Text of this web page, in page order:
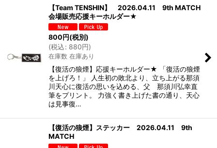
【Team TENSHIN】 2026.04.11 9th MATCH
会場販売応援キーホルダー★
800円(税別)
(税込: 880円)
在庫数 在庫あり
【復活の狼煙】応援キーホルダー★ 「復活の狼煙
を上げろ！」 人生初の敗北より、立ち上がる那須
川天心に復活の思いを込める、父 那須川弘幸直
筆をプリント。 力強く書き上げた書の通り、天心
は見事復…
【復活の狼煙】ステッカー 2026.04.11 9th
MATCH